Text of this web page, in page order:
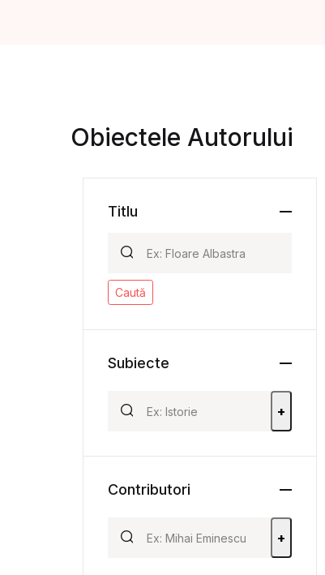
Obiectele Autorului
Titlu
Caută
Subiecte
+
Contributori
+